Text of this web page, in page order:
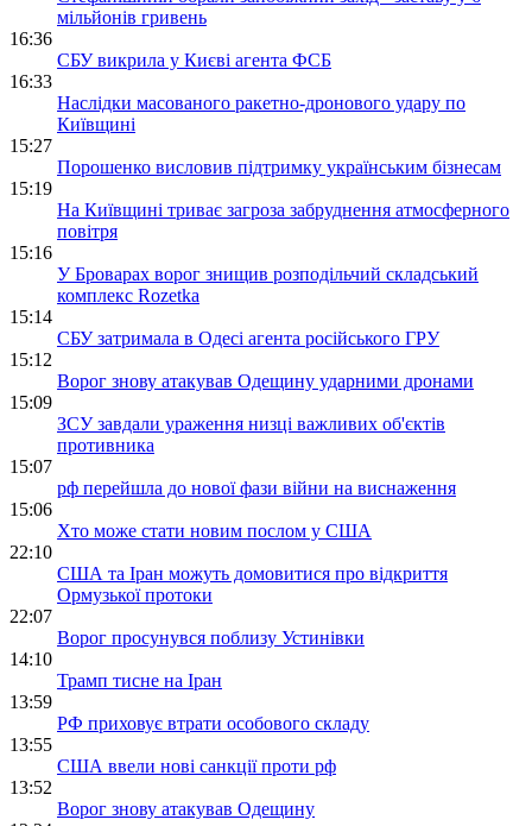
мільйонів гривень
16:36
СБУ викрила у Києві агента ФСБ
16:33
Наслідки масованого ракетно-дронового удару по
Київщині
15:27
Порошенко висловив підтримку українським бізнесам
15:19
На Київщині триває загроза забруднення атмосферного
повітря
15:16
У Броварах ворог знищив розподільчий складський
комплекс Rozetka
15:14
СБУ затримала в Одесі агента російського ГРУ
15:12
Ворог знову атакував Одещину ударними дронами
15:09
ЗСУ завдали ураження низці важливих об'єктів
противника
15:07
рф перейшла до нової фази війни на виснаження
15:06
Хто може стати новим послом у США
22:10
США та Іран можуть домовитися про відкриття
Ормузької протоки
22:07
Ворог просунувся поблизу Устинівки
14:10
Трамп тисне на Іран
13:59
РФ приховує втрати особового складу
13:55
США ввели нові санкції проти рф
13:52
Ворог знову атакував Одещину